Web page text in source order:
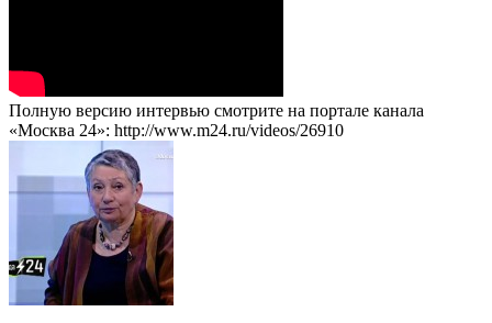
Полную версию интервью смотрите на портале канала
«Москва 24»: http://www.m24.ru/videos/26910